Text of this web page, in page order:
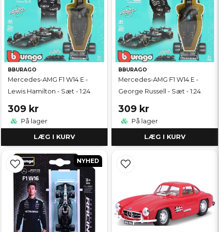
BBURAGO
Mercedes-AMG F1 W14 E -
Lewis Hamilton - Sæt - 1:24
309 kr
På lager
LÆG I KURV
BBURAGO
Mercedes-AMG F1 W14 E -
George Russell - Sæt - 1:24
309 kr
På lager
LÆG I KURV
NYHED